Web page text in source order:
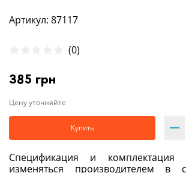
Артикул: 87117
(0)
385 грн
Цену уточняйте
Купить
Спецификация и комплектация
изменяться производителем в